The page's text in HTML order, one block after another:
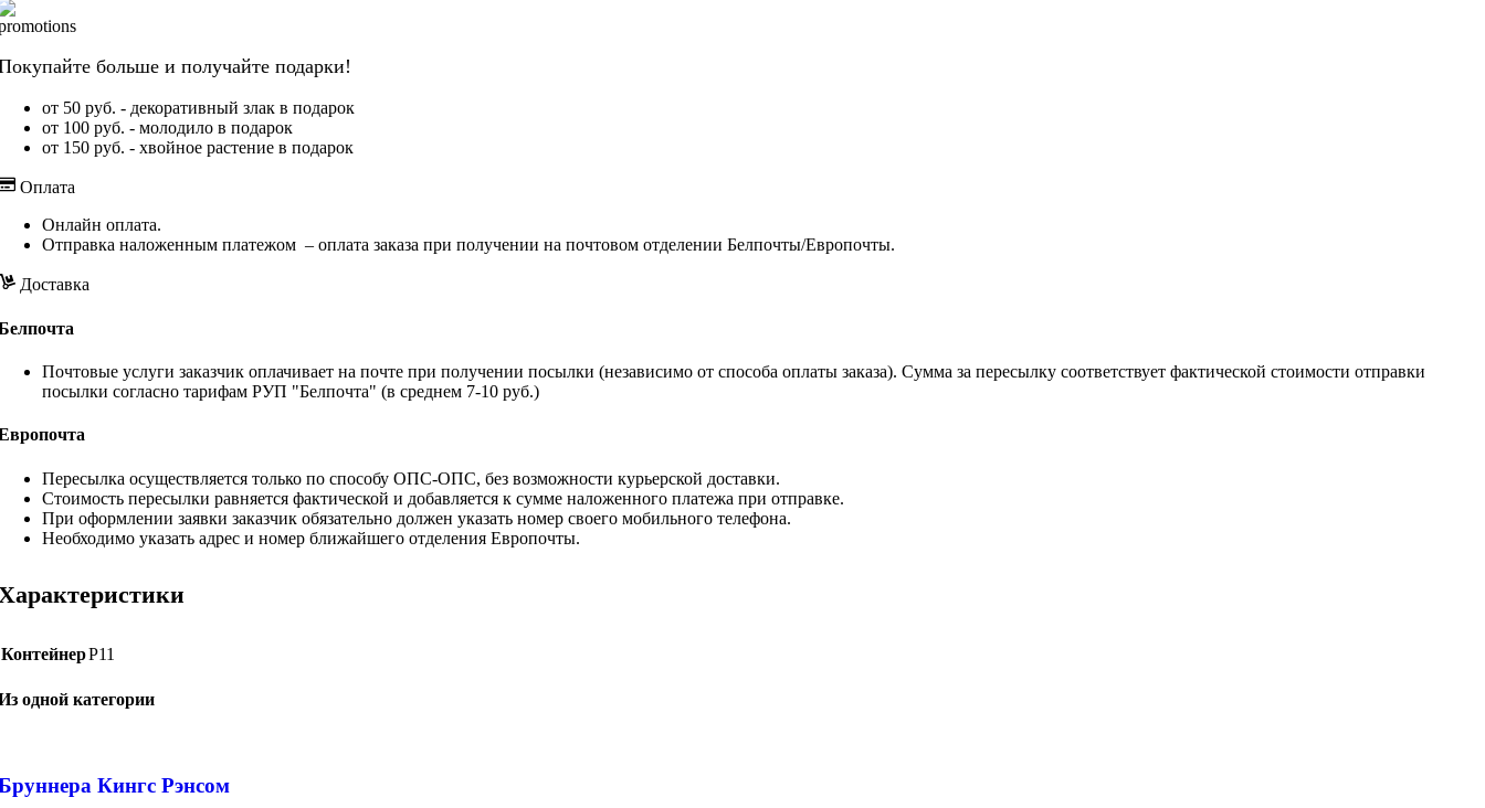
больше и получайте подарки!
от 50 руб. - декоративный злак в подарок
от 100 руб. - молодило в подарок
от 150 руб. - хвойное растение в подарок
Оплата
Онлайн оплата.
Отправка наложенным платежом – оплата заказа при получении на почтовом отделении Белпочты/Европочты.
Доставка
Почтовые услуги заказчик оплачивает на почте при получении посылки (независимо от способа оплаты заказа). Сумма за пересылку соответствует фактической стоимости отправки
посылки согласно тарифам РУП "Белпочта" (в среднем 7-10 руб.)
Пересылка осуществляется только по способу ОПС-ОПС, без возможности курьерской доставки.
Стоимость пересылки равняется фактической и добавляется к сумме наложенного платежа при отправке.
При оформлении заявки заказчик обязательно должен указать номер своего мобильного телефона.
Необходимо указать адрес и номер ближайшего отделения Европочты.
КонтейнерР11
одной категории
Кингс Рэнсом